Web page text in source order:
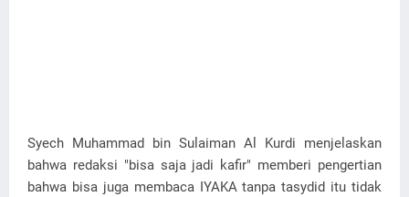
Syech Muhammad bin Sulaiman Al Kurdi menjelaskan
bahwa redaksi "bisa saja jadi kafir" memberi pengertian
bahwa bisa juga membaca IYAKA tanpa tasydid itu tidak